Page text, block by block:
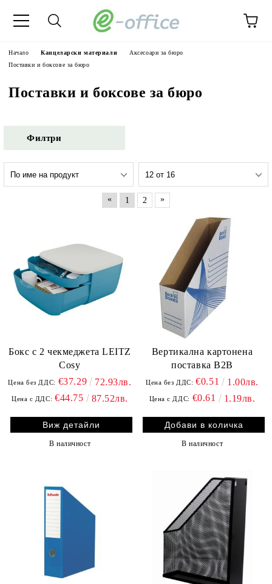
Начало Канцеларски материали
Аксесоари за бюро
Поставки и боксове за бюро
Поставки и боксове за бюро
Филтри
« 1 2 »
Бокс с 2 чекмеджета LEITZ
Cosy
Цена без ДДС: €37.29 72.93лв.
Цена с ДДС: €44.75 87.52лв.
Виж детайли
В наличност
Вертикална картонена
поставка B2B
Цена без ДДС: €0.51 1.00лв.
Цена с ДДС: €0.61 1.19лв.
В наличност